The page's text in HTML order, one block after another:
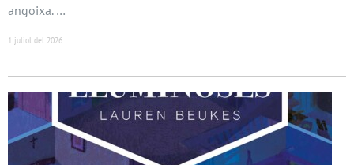
angoixa. …
1 juliol del 2026